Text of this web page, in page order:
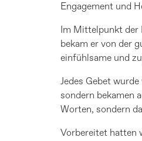
Engagement und
Im Mittelpunkt der
bekam er von der
einfühlsame und
Jedes Gebet
sondern bekamen
Worten, sondern
Vorbereitet hatten